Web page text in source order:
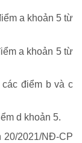
a khoản 5 từ
a khoản 5 từ
điểm b và c
d khoản 5.
20/2021/NĐ-CP